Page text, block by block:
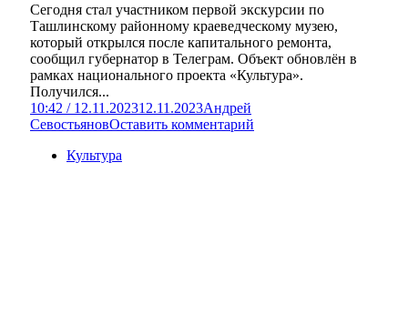
Сегодня стал участником первой экскурсии по
Ташлинскому районному краеведческому музею,
который открылся после капитального ремонта,
сообщил губернатор в Телеграм. Объект обновлён в
рамках национального проекта «Культура».
Получился...
10:42 / 12.11.202312.11.2023Андрей
СевостьяновОставить комментарий
Культура